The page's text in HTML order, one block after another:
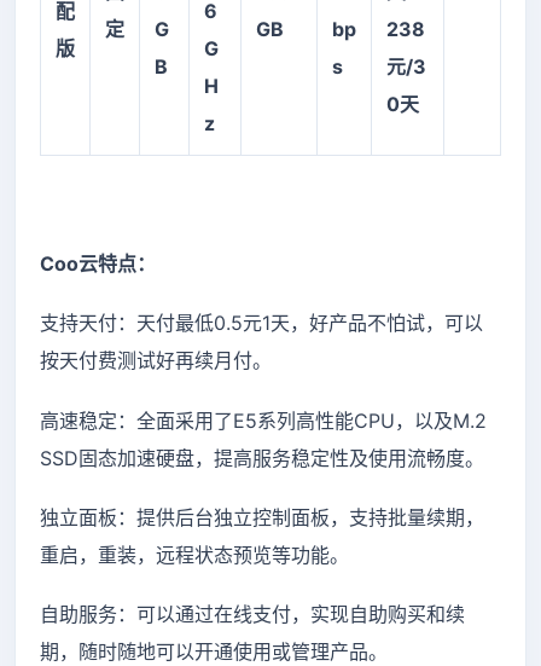
配
版
定
G
B
6
G
H
z
GB
bp
s
238
元/3
0天
Coo云特点：
支持天付：天付最低0.5元1天，好产品不怕试，可以
按天付费测试好再续月付。
高速稳定：全面采用了E5系列高性能CPU，以及M.2
SSD固态加速硬盘，提高服务稳定性及使用流畅度。
独立面板：提供后台独立控制面板，支持批量续期，
重启，重装，远程状态预览等功能。
自助服务：可以通过在线支付，实现自助购买和续
期，随时随地可以开通使用或管理产品。